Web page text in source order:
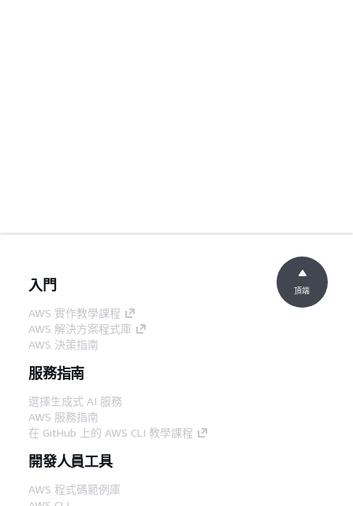
入門
AWS 實作教學課程
AWS 解決方案程式庫
AWS 決策指南
服務指南
選擇生成式 AI 服務
AWS 服務指南
在 GitHub 上的 AWS CLI 教學課程
開發人員工具
AWS 程式碼範例庫
頂端